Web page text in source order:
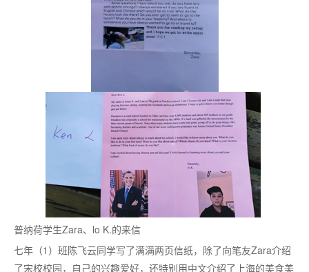
普纳荷学生Zara、lo K.的来信
七年（1）班陈飞云同学写了满满两页信纸，除了向笔友Zara介绍
了宋校校园，自己的兴趣爱好，还特别用中文介绍了上海的美食美